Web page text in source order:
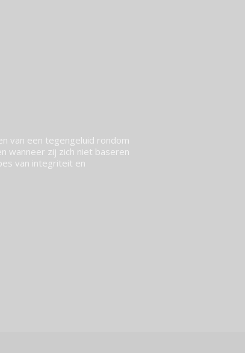
van een tegengeluid rondom
wanneer zij zich niet baseren
van integriteit en